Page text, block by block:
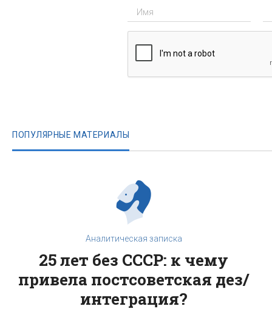
ПОПУЛЯРНЫЕ МАТЕРИАЛЫ
Аналитическая записка
25 лет без СССР: к чему
привела постсоветская дез/
интеграция?